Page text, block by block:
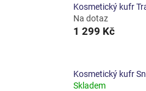
Kosmetický kufr
Na dotaz
1 299 Kč
Kosmetický kufr
Skladem